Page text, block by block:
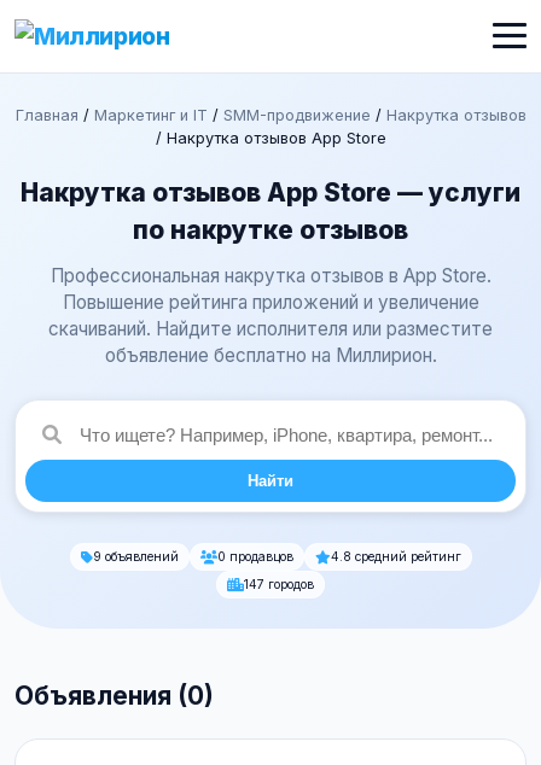
Главная / Маркетинг и IT / SMM-продвижение / Накрутка отзывов
/ Накрутка отзывов App Store
Накрутка отзывов App Store — услуги
по накрутке отзывов
Профессиональная накрутка отзывов в App Store.
Повышение рейтинга приложений и увеличение
скачиваний. Найдите исполнителя или разместите
объявление бесплатно на Миллирион.
Найти
9 объявлений 0 продавцов
4.8 средний рейтинг
147 городов
Объявления (0)